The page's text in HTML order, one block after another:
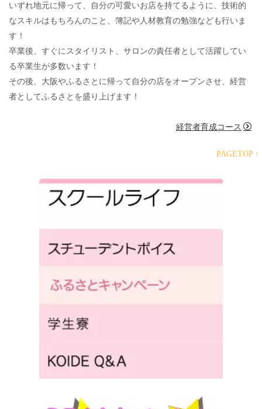
いずれ地元に帰って、自分の可愛いお店を持てるように、技術的
なスキルはもちろんのこと、簿記や人材教育の勉強なども行いま
す！
卒業後、すぐにスタイリスト、サロンの責任者として活躍してい
る卒業生が多数います！
その後、大阪やふるさとに帰って自分の店をオープンさせ、経営
者としてふるさとを盛り上げます！
経営者育成コース
PAGETOP ↑